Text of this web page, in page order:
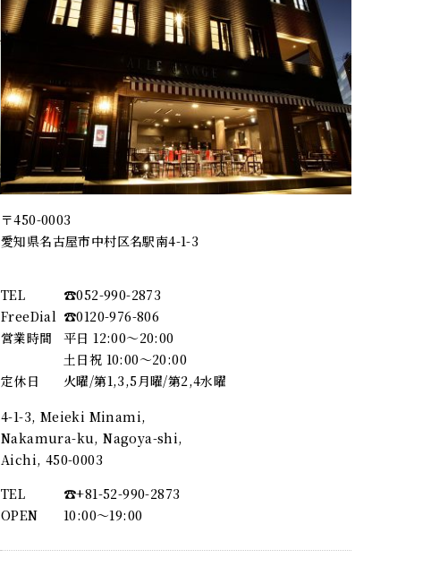
〒450-0003
愛知県名古屋市中村区名駅南4-1-3
TEL
☎︎052-990-2873
FreeDial ☎︎0120-976-806
営業時間
平日 12:00～20:00
土日祝 10:00～20:00
定休日
火曜/第1,3,5月曜/第2,4水曜
4-1-3, Meieki Minami,
Nakamura-ku, Nagoya-shi,
Aichi, 450-0003
TEL
☎︎+81-52-990-2873
OPEN
10:00〜19:00